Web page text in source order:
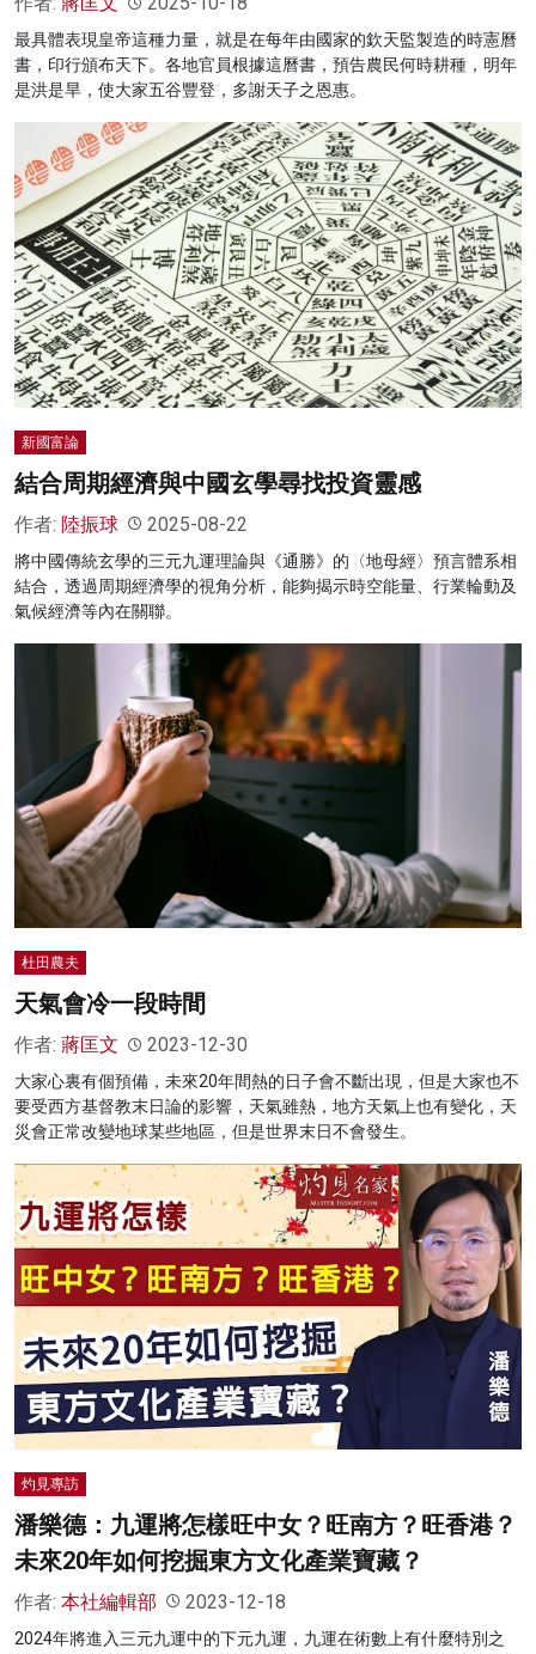
最具體表現皇帝這種力量，就是在每年由國家的欽天監製造的時憲曆
書，印行頒布天下。各地官員根據這曆書，預告農民何時耕種，明年
是洪是旱，使大家五谷豐登，多謝天子之恩惠。
新國富論
結合周期經濟與中國玄學尋找投資靈感
作者: 陸振球 2025-08-22
將中國傳統玄學的三元九運理論與《通勝》的〈地母經〉預言體系相
結合，透過周期經濟學的視角分析，能夠揭示時空能量、行業輪動及
氣候經濟等內在關聯。
杜田農夫
天氣會冷一段時間
作者: 蔣匡文 2023-12-30
大家心裏有個預備，未來20年間熱的日子會不斷出現，但是大家也不
要受西方基督教末日論的影響，天氣雖熱，地方天氣上也有變化，天
災會正常改變地球某些地區，但是世界末日不會發生。
灼見專訪
潘樂德：九運將怎樣旺中女？旺南方？旺香港？
未來20年如何挖掘東方文化產業寶藏？
作者: 本社編輯部 2023-12-18
2024年將進入三元九運中的下元九運，九運在術數上有什麼特別之